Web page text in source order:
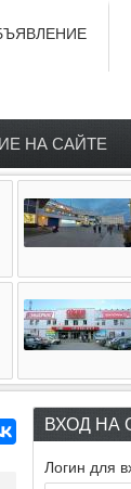
НА САЙТЕ
ВХОД НА
Логин для